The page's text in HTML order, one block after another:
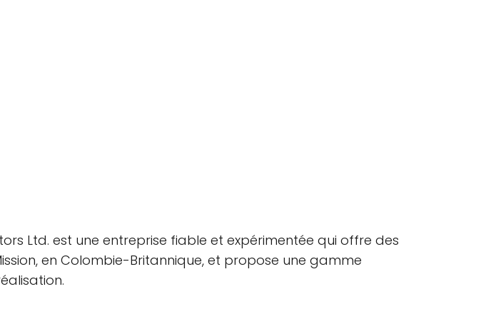
Ltd. est une entreprise fiable et expérimentée qui offre des
en Colombie-Britannique, et propose une gamme